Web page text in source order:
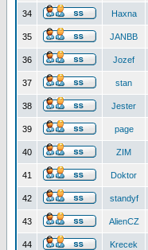
34 Haxna
35 JANBB
36 Jozef
37 stan
38 Jester
39 page
40 ZIM
41 Doktor
42 standyf
43 AlienCZ
44 Krecek